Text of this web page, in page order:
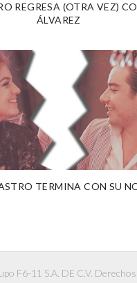
REGRESA (OTRA VEZ)
ÁLVAREZ
TERMINA CON SU
F6-11 S.A. DE C.V. Derechos